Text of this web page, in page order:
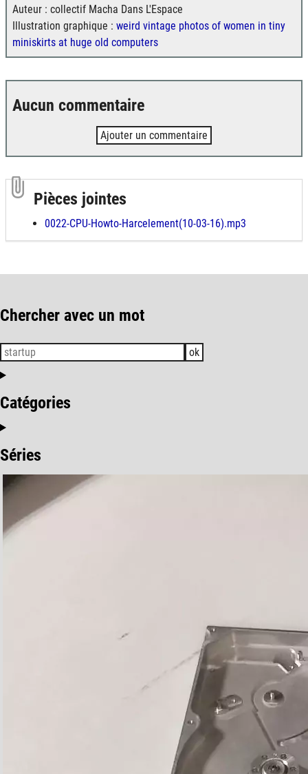
Auteur : collectif Macha Dans L'Espace
Illustration graphique : weird vintage photos of women in tiny
miniskirts at huge old computers
Aucun commentaire
Ajouter un commentaire
Pièces jointes
0022-CPU-Howto-Harcelement(10-03-16).mp3
Chercher avec un mot
ok
Catégories
Séries